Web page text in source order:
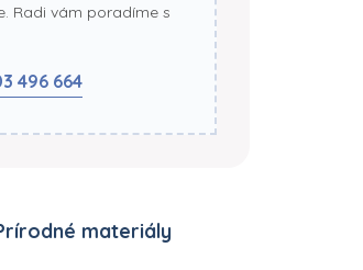
Radi vám poradíme s
496 664
materiály